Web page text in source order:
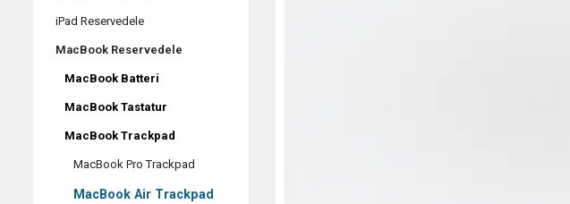
iPad Reservedele
MacBook Reservedele
MacBook Batteri
MacBook Tastatur
MacBook Trackpad
MacBook Pro Trackpad
MacBook Air Trackpad